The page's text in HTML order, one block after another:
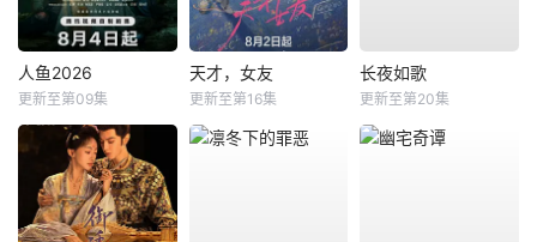
人鱼2026
更新至第09集
天才，女友
更新至第16集
长夜如歌
更新至第20集